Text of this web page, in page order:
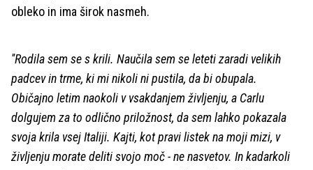
obleko in ima širok nasmeh.
''Rodila sem se s krili. Naučila sem se leteti zaradi velikih
padcev in trme, ki mi nikoli ni pustila, da bi obupala.
Običajno letim naokoli v vsakdanjem življenju, a Carlu
dolgujem za to odlično priložnost, da sem lahko pokazala
svoja krila vsej Italiji. Kajti, kot pravi listek na moji mizi, v
življenju morate deliti svojo moč - ne nasvetov. In kadarkoli